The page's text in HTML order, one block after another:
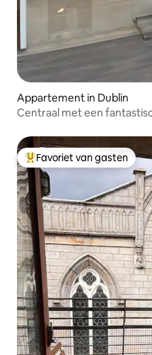
Appartement in Dublin
Centraal met een
Topfavoriet van gasten
Favoriet van gasten